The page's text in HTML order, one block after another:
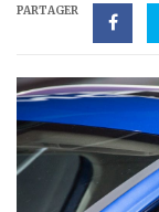
PARTAGER